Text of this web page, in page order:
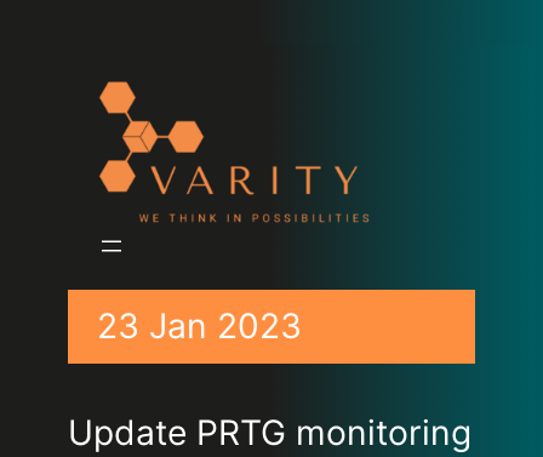
23 Jan 2023
Update PRTG monitoring